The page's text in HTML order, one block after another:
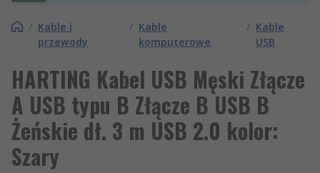
/ Kable i
przewody
/ Kable
komputerowe
/ Kable
USB
HARTING Kabel USB Męski Złącze
A USB typu B Złącze B USB B
Żeńskie dł. 3 m USB 2.0 kolor:
Szary